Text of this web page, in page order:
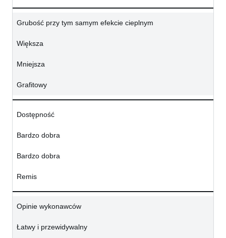
Grubość przy tym samym efekcie cieplnym
Większa
Mniejsza
Grafitowy
Dostępność
Bardzo dobra
Bardzo dobra
Remis
Opinie wykonawców
Łatwy i przewidywalny